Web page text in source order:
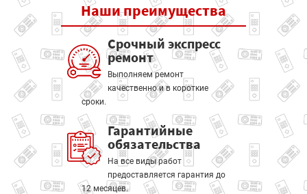
Нашипреимущества
Срочный экспресс
ремонт
Выполняем ремонт
качественно и в короткие
сроки.
Гарантийные
обязательства
На все виды работ
предоставляется гарантия до
12 месяцев.